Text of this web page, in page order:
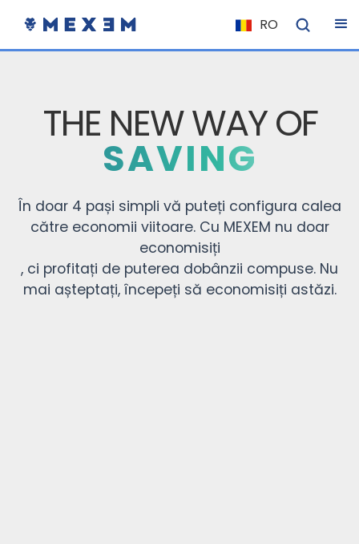
RO
NL
ES
PL
HU
NU
RO
THE NEW WAY OF
SAVING
În doar 4 pași simpli vă puteți configura calea
către economii viitoare. Cu MEXEM nu doar
economisiți
, ci profitați de puterea dobânzii compuse. Nu
mai așteptați, începeți să economisiți astăzi.